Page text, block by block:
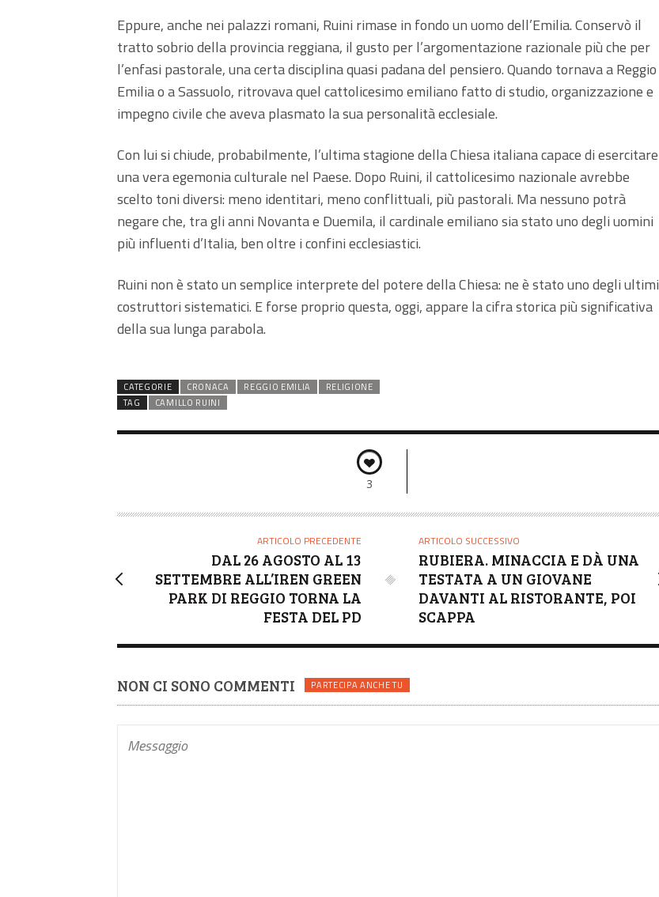
Eppure, anche nei palazzi romani, Ruini rimase in fondo un uomo dell’Emilia. Conservò il
tratto sobrio della provincia reggiana, il gusto per l’argomentazione razionale più che per
l’enfasi pastorale, una certa disciplina quasi padana del pensiero. Quando tornava a Reggio
Emilia o a Sassuolo, ritrovava quel cattolicesimo emiliano fatto di studio, organizzazione e
impegno civile che aveva plasmato la sua personalità ecclesiale.
Con lui si chiude, probabilmente, l’ultima stagione della Chiesa italiana capace di esercitare
una vera egemonia culturale nel Paese. Dopo Ruini, il cattolicesimo nazionale avrebbe
scelto toni diversi: meno identitari, meno conflittuali, più pastorali. Ma nessuno potrà
negare che, tra gli anni Novanta e Duemila, il cardinale emiliano sia stato uno degli uomini
più influenti d’Italia, ben oltre i confini ecclesiastici.
Ruini non è stato un semplice interprete del potere della Chiesa: ne è stato uno degli ultimi
costruttori sistematici. E forse proprio questa, oggi, appare la cifra storica più significativa
della sua lunga parabola.
CATEGORIE CRONACA REGGIO EMILIA
RELIGIONE
TAG
CAMILLO RUINI
3
ARTICOLO PRECEDENTE
DAL 26 AGOSTO AL 13
SETTEMBRE ALL’IREN GREEN
PARK DI REGGIO TORNA LA
FESTA DEL PD
ARTICOLO SUCCESSIVO
RUBIERA. MINACCIA E DÀ UNA
TESTATA A UN GIOVANE
DAVANTI AL RISTORANTE, POI
SCAPPA
NON CI SONO COMMENTI PARTECIPA ANCHE TU